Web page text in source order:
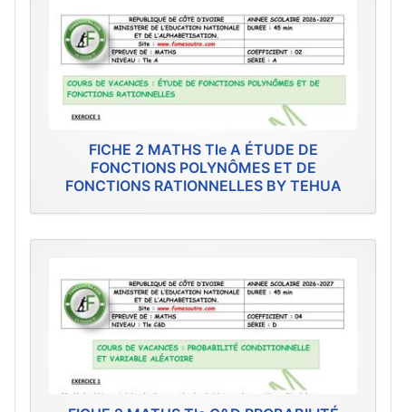
FICHE 2 MATHS Tle A ÉTUDE DE
FONCTIONS POLYNÔMES ET DE
FONCTIONS RATIONNELLES BY TEHUA